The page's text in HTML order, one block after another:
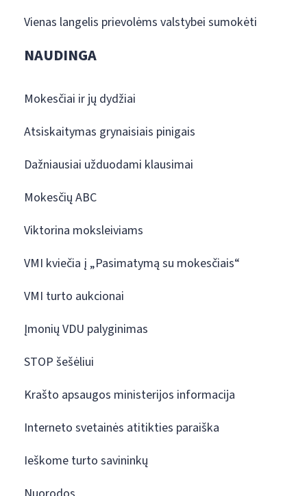
Vienas langelis prievolėms valstybei sumokėti
NAUDINGA
Mokesčiai ir jų dydžiai
Atsiskaitymas grynaisiais pinigais
Dažniausiai užduodami klausimai
Mokesčių ABC
Viktorina moksleiviams
VMI kviečia į „Pasimatymą su mokesčiais“
VMI turto aukcionai
Įmonių VDU palyginimas
STOP šešėliui
Krašto apsaugos ministerijos informacija
Interneto svetainės atitikties paraiška
Ieškome turto savininkų